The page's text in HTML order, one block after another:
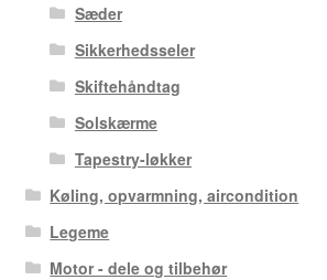
Sæder
Sikkerhedsseler
Skiftehåndtag
Solskærme
Tapestry-løkker
Køling, opvarmning, aircondition
Legeme
Motor - dele og tilbehør